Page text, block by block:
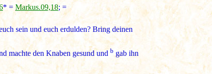
* = Markus.09,18; =
sein und euch erdulden? Bring deinen
machte den Knaben gesund und b gab ihn